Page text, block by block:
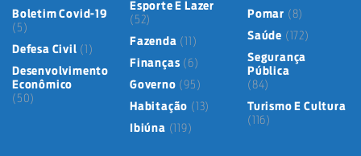
Boletim Covid-19
(5)
Defesa Civil (1)
Desenvolvimento
Econômico
(50)
Esporte E Lazer
(52)
Fazenda (11)
Finanças (6)
Governo (95)
Habitação (13)
Ibiúna (119)
Pomar (8)
Saúde (172)
Segurança
Pública
(84)
Turismo E Cultura
(116)